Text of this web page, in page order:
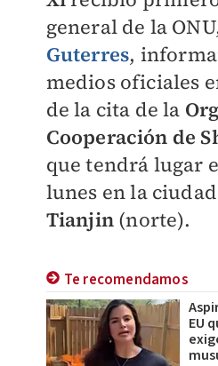
general de la
Guterres,
medios oficiales
de la cita de la
Cooperación de
que tendrá lugar
lunes en la
Tianjin (norte).
Te recomendamos
EU